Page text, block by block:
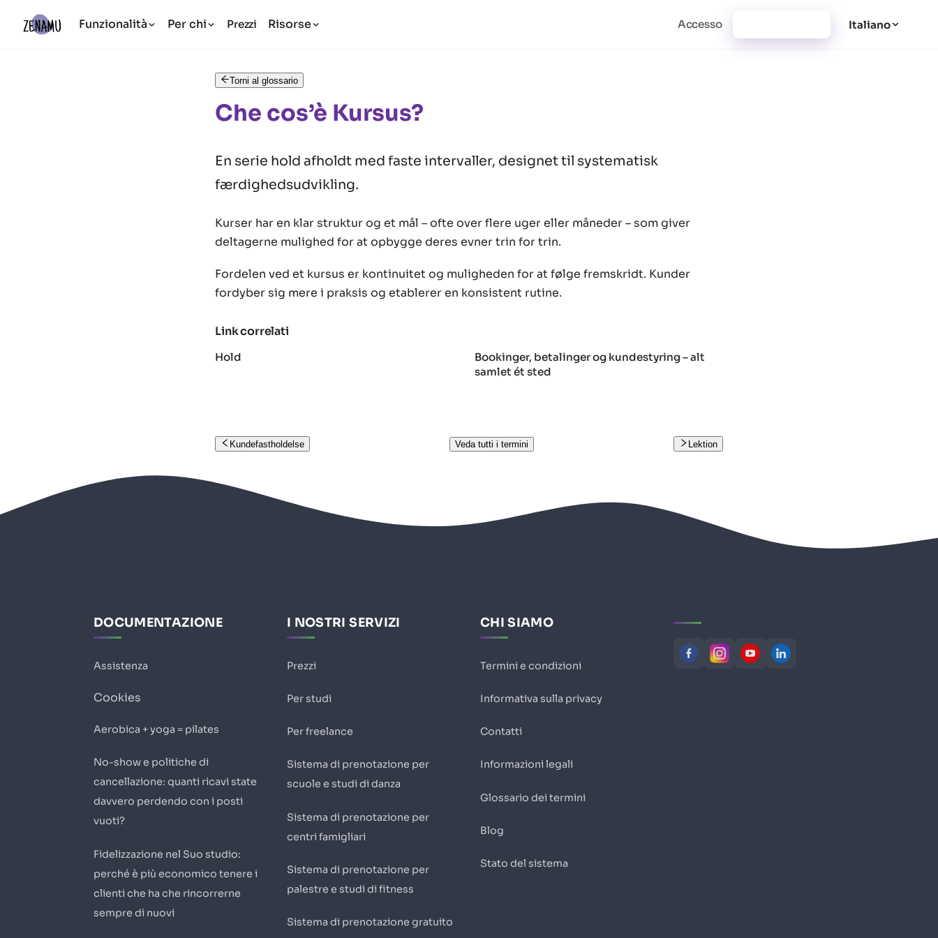
Funzionalità Per chi Prezzi Risorse Accesso Italiano
Torni al glossario
Che cos’è Kursus?
En serie hold afholdt med faste intervaller, designet til systematisk
færdighedsudvikling.
Kurser har en klar struktur og et mål – ofte over flere uger eller måneder – som giver
deltagerne mulighed for at opbygge deres evner trin for trin.
Fordelen ved et kursus er kontinuitet og muligheden for at følge fremskridt. Kunder
fordyber sig mere i praksis og etablerer en konsistent rutine.
Link correlati
Hold
Bookinger, betalinger og kundestyring – alt
samlet ét sted
Kundefastholdelse Veda tutti i termini Lektion
DOCUMENTAZIONE
Assistenza
Cookies
Aerobica + yoga = pilates
No-show e politiche di
cancellazione: quanti ricavi state
davvero perdendo con i posti
vuoti?
Fidelizzazione nel Suo studio:
perché è più economico tenere i
clienti che ha che rincorrerne
sempre di nuovi
I NOSTRI SERVIZI
Prezzi
Per studi
Per freelance
Sistema di prenotazione per
scuole e studi di danza
Sistema di prenotazione per
centri famigliari
Sistema di prenotazione per
palestre e studi di fitness
Sistema di prenotazione gratuito
CHI SIAMO
Termini e condizioni
Informativa sulla privacy
Contatti
Informazioni legali
Glossario dei termini
Blog
Stato del sistema